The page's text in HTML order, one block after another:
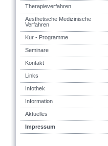
Therapieverfahren
Aesthetische Medizinische
Verfahren
Kur - Programme
Seminare
Kontakt
Links
Infothek
Information
Aktuelles
Impressum